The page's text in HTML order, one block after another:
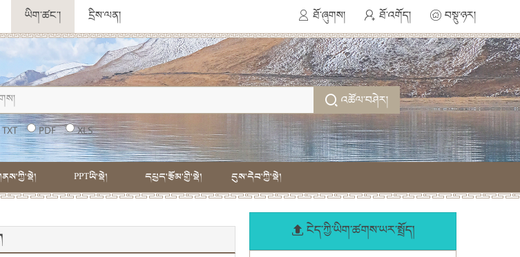
ཐོ་ཞུགས། ཐོ་འགོད། བསྡུ་ཉར།
ཡིག་ཚང་། དྲིས་ལན།
འཚོལ་བཤེར།
TXT PDF XLS
PPTཡི་སྡེ། དཔྱད་རྩོམ་གྱི་སྡེ། དུས་དེབ་ཀྱི་སྡེ།
ངེད་ཀྱི་ཡིག་ཚགས་ཡར་སྤྲོད།